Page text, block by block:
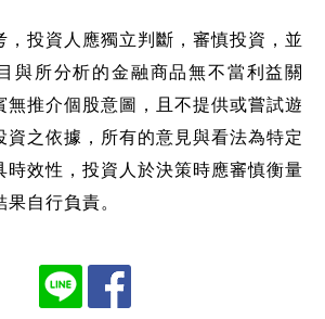
，投資人應獨立判斷，審慎投資，並
與所分析的金融商品無不當利益關
無推介個股意圖，且不提供或嘗試遊
資之依據，所有的意見與看法為特定
時效性，投資人於決策時應審慎衡量
自行負責。